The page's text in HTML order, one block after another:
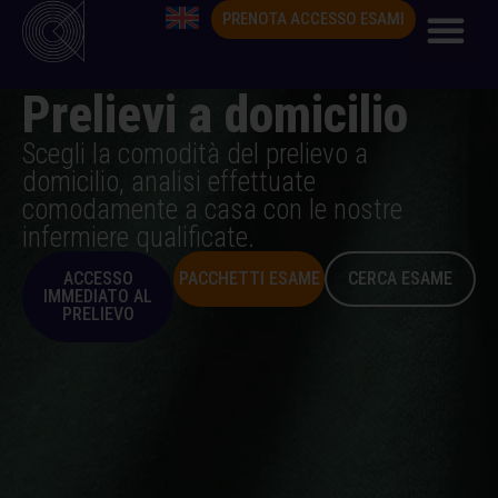
PRENOTA ACCESSO ESAMI
Prelievi a domicilio
Scegli la comodità del prelievo a
domicilio, analisi effettuate
comodamente a casa con le nostre
infermiere qualificate.
ACCESSO
IMMEDIATO AL
PRELIEVO
PACCHETTI ESAME CERCA ESAME